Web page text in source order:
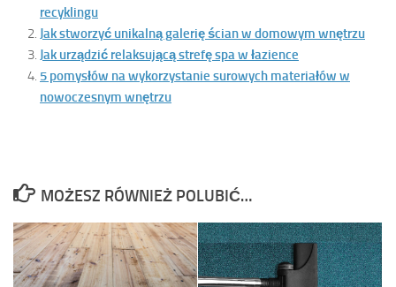
recyklingu
Jak stworzyć unikalną galerię ścian w domowym wnętrzu
Jak urządzić relaksującą strefę spa w łazience
5 pomysłów na wykorzystanie surowych materiałów w
nowoczesnym wnętrzu
MOŻESZ RÓWNIEŻ POLUBIĆ…